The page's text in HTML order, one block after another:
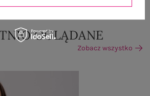
OGLĄDANE
Zobacz wszystko